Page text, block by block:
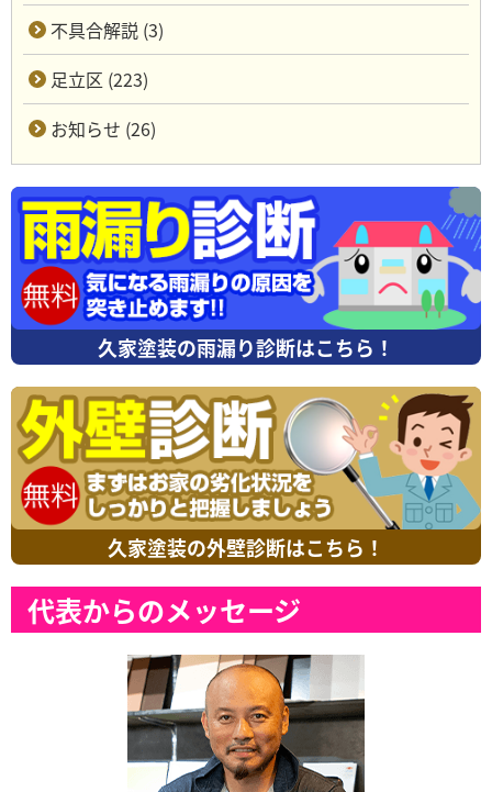
不具合解説 (3)
足立区 (223)
お知らせ (26)
久家塗装の雨漏り診断はこちら！
久家塗装の外壁診断はこちら！
代表からのメッセージ